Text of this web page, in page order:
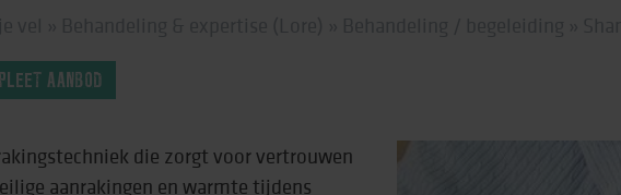
wonen
tijd
AANBOD
die zorgt voor vertrouwen
aanrakingen en warmte tijdens